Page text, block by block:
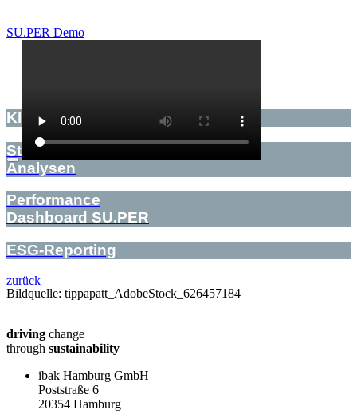
SU.PER Demo
Klimaschutz­fahrpläne
Stranding-Point-
Analysen
Performance
Dashboard SU.PER
ESG-Reporting
zurück
Bildquelle: tippapatt_AdobeStock_626457184
driving change
through sustainability
ibak Hamburg GmbH
Poststraße 6
20354 Hamburg